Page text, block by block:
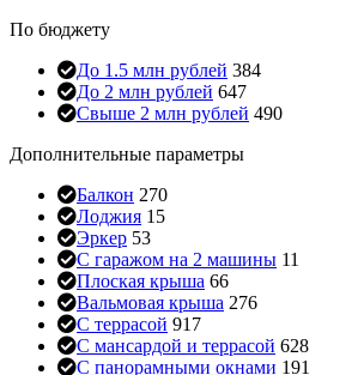
По бюджету
До 1.5 млн рублей 384
До 2 млн рублей 647
Свыше 2 млн рублей 490
Дополнительные параметры
Балкон 270
Лоджия 15
Эркер 53
С гаражом на 2 машины 11
Плоская крыша 66
Вальмовая крыша 276
С террасой 917
С мансардой и террасой 628
С панорамными окнами 191